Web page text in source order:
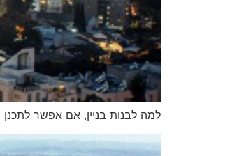
למה לבנות בניין, אם אפשר